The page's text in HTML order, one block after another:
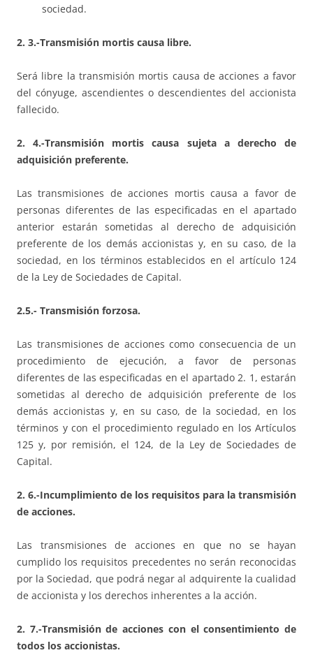
sociedad.
2. 3.-Transmisión mortis causa libre.
Será libre la transmisión mortis causa de acciones a favor
del cónyuge, ascendientes o descendientes del accionista
fallecido.
2. 4.-Transmisión mortis causa sujeta a derecho de
adquisición preferente.
Las transmisiones de acciones mortis causa a favor de
personas diferentes de las especificadas en el apartado
anterior estarán sometidas al derecho de adquisición
preferente de los demás accionistas y, en su caso, de la
sociedad, en los términos establecidos en el artículo 124
de la Ley de Sociedades de Capital.
2.5.- Transmisión forzosa.
Las transmisiones de acciones como consecuencia de un
procedimiento de ejecución, a favor de personas
diferentes de las especificadas en el apartado 2. 1, estarán
sometidas al derecho de adquisición preferente de los
demás accionistas y, en su caso, de la sociedad, en los
términos y con el procedimiento regulado en los Artículos
125 y, por remisión, el 124, de la Ley de Sociedades de
Capital.
2. 6.-Incumplimiento de los requisitos para la transmisión
de acciones.
Las transmisiones de acciones en que no se hayan
cumplido los requisitos precedentes no serán reconocidas
por la Sociedad, que podrá negar al adquirente la cualidad
de accionista y los derechos inherentes a la acción.
2. 7.-Transmisión de acciones con el consentimiento de
todos los accionistas.